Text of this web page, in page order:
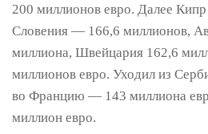
200 миллионов евро. Далее
Словения — 166,6 миллионов,
миллиона, Швейцария 162,6
миллионов евро. Уходил из
во Францию — 143 миллиона
миллион евро.